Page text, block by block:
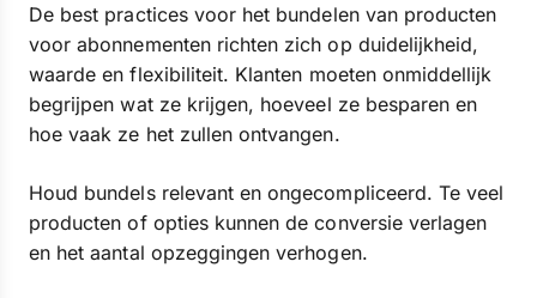
De best practices voor het bundelen van producten
voor abonnementen richten zich op duidelijkheid,
waarde en flexibiliteit. Klanten moeten onmiddellijk
begrijpen wat ze krijgen, hoeveel ze besparen en
hoe vaak ze het zullen ontvangen.
Houd bundels relevant en ongecompliceerd. Te veel
producten of opties kunnen de conversie verlagen
en het aantal opzeggingen verhogen.